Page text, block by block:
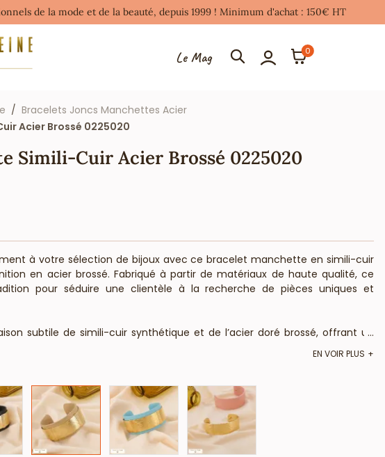
de la mode et de la beauté, depuis 1999 ! Minimum d'achat : 150€ HT
Le Mag 0
Bracelets Joncs Manchettes Acier
Acier Brossé 0225020
Simili-Cuir Acier Brossé 0225020
à votre sélection de bijoux avec ce bracelet manchette en simili-cuir
en acier brossé. Fabriqué à partir de matériaux de haute qualité, ce
pour séduire une clientèle à la recherche de pièces uniques et
subtile de simili-cuir synthétique et de l’acier doré brossé, offrant un
à diverses occasions, du quotidien aux événements habillés.
pression: Conception ouverte permettant un ajustement parfait pour
manchette est de 30 mm, son diamètre est de 60mm environ.
plaît à une clientèle variée, des amateurs de tendances aux adeptes
pour mettre en valeur votre vitrine ou votre catalogue en ligne.
à forte valeur perçue, idéal pour augmenter les marges bénéficiaires.
...
EN VOIR PLUS